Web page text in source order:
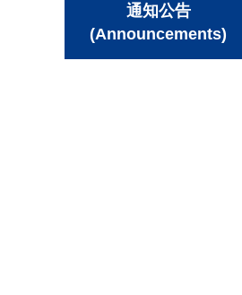
通知公告
(Announcements)